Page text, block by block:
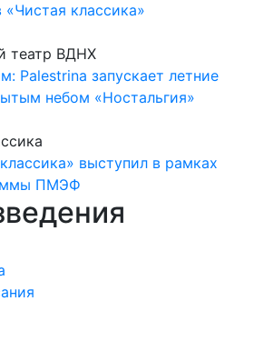
классика»
театр ВДНХ
Palestrina запускает летние
небом «Ностальгия»
выступил в рамках
ПМЭФ